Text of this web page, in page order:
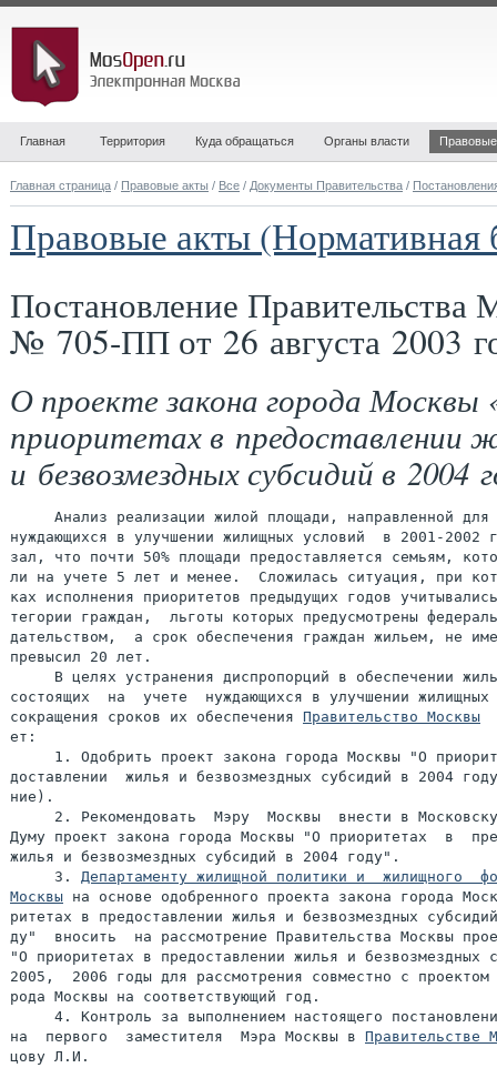
Главная Территория Куда обращаться Органы власти
Главная страница / Правовые акты / Все / Документы Правительства /
Правовые акты (Нормативная
Постановление Правительства
№ 705-ПП от 26 августа 2003
О проекте закона города Москвы
приоритетах в предоставлении
и безвозмездных субсидий в 2004
Анализ реализации жилой площади, направленной для
нуждающихся в улучшении жилищных условий  в 2001-2002
зал, что почти 50% площади предоставляется семьям,
ли на учете 5 лет и менее.  Сложилась ситуация, при
ках исполнения приоритетов предыдущих годов
тегории граждан,  льготы которых предусмотрены
дательством,  а срок обеспечения граждан жильем, не
превысил 20 лет.
В целях устранения диспропорций в обеспечении
состоящих  на  учете  нуждающихся в улучшении
сокращения сроков их обеспечения Правительство Москвы
ет:
1. Одобрить проект закона города Москвы "О
доставлении  жилья и безвозмездных субсидий в 2004
ние).
2. Рекомендовать  Мэру  Москвы  внести в
Думу проект закона города Москвы "О приоритетах  в
жилья и безвозмездных субсидий в 2004 году".
     3.
Департаменту жилищной политики и  жилищного
Москвы на основе одобренного проекта закона города
ритетах в предоставлении жилья и безвозмездных
ду"  вносить  на рассмотрение Правительства Москвы
"О приоритетах в предоставлении жилья и безвозмездных
2005,  2006 годы для рассмотрения совместно с
рода Москвы на соответствующий год.
4. Контроль за выполнением настоящего
на  первого  заместителя  Мэра Москвы в Правительстве
цову Л.И.